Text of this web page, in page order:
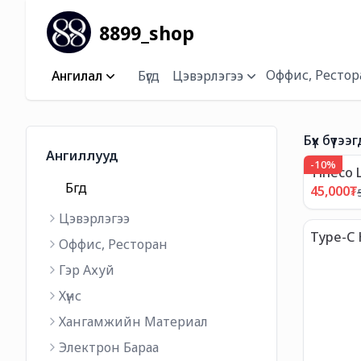
8899_shop
Ангилал Бүгд Цэвэрлэгээ Оффис,
Ангиллууд
Бүгд
Цэвэрлэгээ
Оффис, Ресторан
Гэр Ахуй
Хүнс
Хангамжийн Материал
Электрон Бараа
Бүх
-10%
Tineco
45,000₮
Type-C